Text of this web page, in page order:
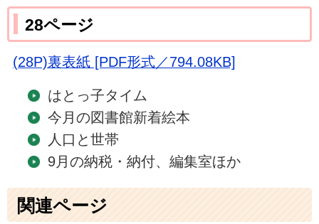
28ページ
(28P)裏表紙 [PDF形式／794.08KB]
はとっ子タイム
今月の図書館新着絵本
人口と世帯
9月の納税・納付、編集室ほか
関連ページ